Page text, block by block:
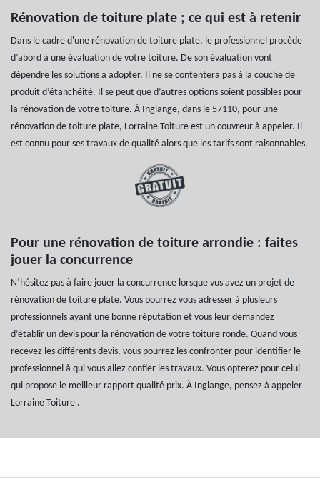
Rénovation de toiture plate ; ce qui est à retenir
Dans le cadre d'une rénovation de toiture plate, le professionnel procède
d’abord à une évaluation de votre toiture. De son évaluation vont
dépendre les solutions à adopter. Il ne se contentera pas à la couche de
produit d’étanchéité. Il se peut que d’autres options soient possibles pour
la rénovation de votre toiture. À Inglange, dans le 57110, pour une
rénovation de toiture plate, Lorraine Toiture est un couvreur à appeler. Il
est connu pour ses travaux de qualité alors que les tarifs sont raisonnables.
Pour une rénovation de toiture arrondie : faites
jouer la concurrence
N’hésitez pas à faire jouer la concurrence lorsque vus avez un projet de
rénovation de toiture plate. Vous pourrez vous adresser à plusieurs
professionnels ayant une bonne réputation et vous leur demandez
d’établir un devis pour la rénovation de votre toiture ronde. Quand vous
recevez les différents devis, vous pourrez les confronter pour identifier le
professionnel à qui vous allez confier les travaux. Vous opterez pour celui
qui propose le meilleur rapport qualité prix. À Inglange, pensez à appeler
Lorraine Toiture .